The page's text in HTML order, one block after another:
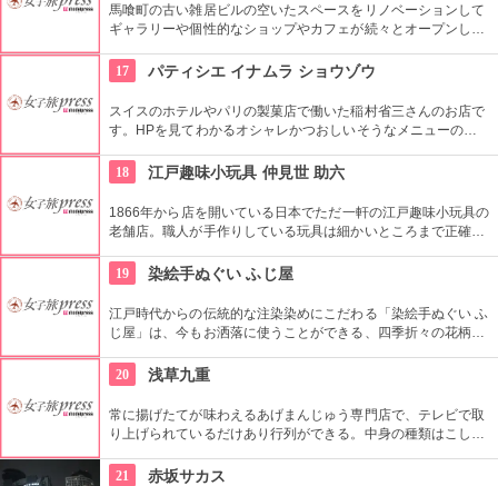
馬喰町の古い雑居ビルの空いたスペースをリノベーションして
ギャラリーや個性的なショップやカフェが続々とオープンした
注目を浴びるアートビルとなっている。
17 パティシエ イナムラ ショウゾウ
スイスのホテルやパリの製菓店で働いた稲村省三さんのお店で
す。HPを見てわかるオシャレかつおしいそうなメニューの
を絶えません。
18 江戸趣味小玩具 仲見世 助六
1866年から店を開いている日本でただ一軒の江戸趣味小玩具の
老舗店。職人が手作りしている玩具は細かいところまで正確に
19
染絵手ぬぐい ふじ屋
江戸時代からの伝統的な注染染めにこだわる「染絵手ぬぐい ふ
じ屋」は、今もお洒落に使うことができる、四季折々の花柄や
地の小物も各種扱っています。
20 浅草九重
常に揚げたてが味わえるあげまんじゅう専門店で、テレビで取
り上げられているだけあり行列ができる。中身の種類はこし
21
赤坂サカス